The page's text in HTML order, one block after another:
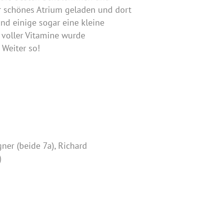
Atrium geladen und dort
einige sogar eine kleine
Vitamine wurde
so!
Wagner (beide 7a), Richard